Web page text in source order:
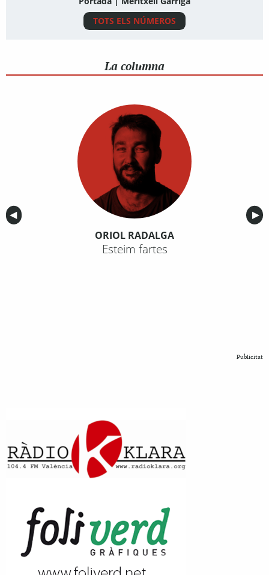
TOTS ELS NÚMEROS
La columna
Anterior
◀︎ ▶︎
ORIOL RADALGA
Esteim fartes
Publicitat